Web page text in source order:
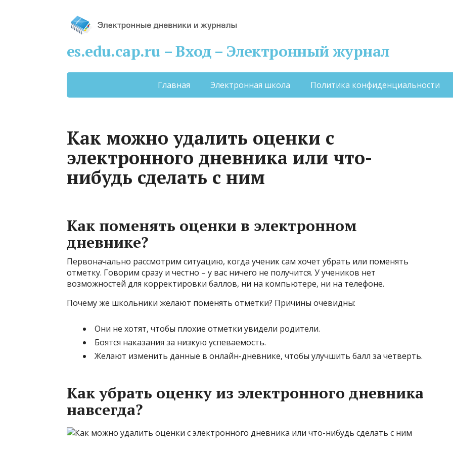
es.edu.cap.ru – Вход – Электронный журнал
Главная Электронная школа Политика конфиденциальности
Как можно удалить оценки с
электронного дневника или что-
нибудь сделать с ним
Как поменять оценки в электронном
дневнике?
Первоначально рассмотрим ситуацию, когда ученик сам хочет убрать или поменять
отметку. Говорим сразу и честно – у вас ничего не получится. У учеников нет
возможностей для корректировки баллов, ни на компьютере, ни на телефоне.
Почему же школьники желают поменять отметки? Причины очевидны:
Они не хотят, чтобы плохие отметки увидели родители.
Боятся наказания за низкую успеваемость.
Желают изменить данные в онлайн-дневнике, чтобы улучшить балл за четверть.
Как убрать оценку из электронного дневника
навсегда?